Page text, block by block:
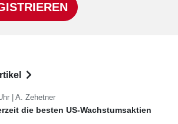
| A. Zehetner
die besten US-Wachstumsaktien